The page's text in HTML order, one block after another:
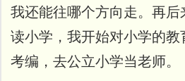
我还能往哪个方向走。 再后
读小学，我开始对小学的
考编，去公立小学当老师。